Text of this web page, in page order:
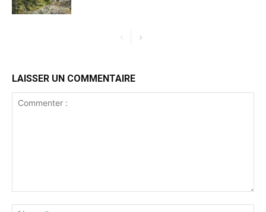
LAISSER UN COMMENTAIRE